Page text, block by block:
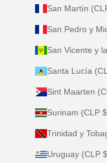
San Martín
San Pedro y
San Vicente y
Santa Lucía
Sint Maarten
Surinam (CLP
Trinidad y
Uruguay (CLP